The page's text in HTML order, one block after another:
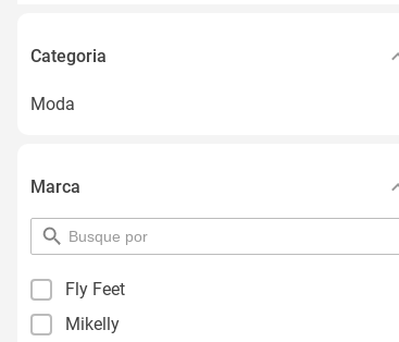
Categoria
Moda
Marca
pesquisar
por
Fly Feet
Mikelly